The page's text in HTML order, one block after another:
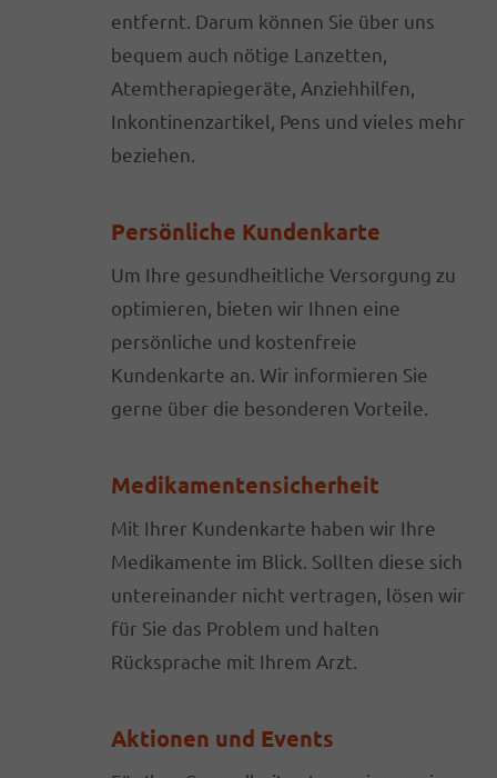
entfernt. Darum können Sie über uns
bequem auch nötige Lanzetten,
Atemtherapiegeräte, Anziehhilfen,
Inkontinenzartikel, Pens und vieles mehr
beziehen.
Persönliche Kundenkarte
Um Ihre gesundheitliche Versorgung zu
optimieren, bieten wir Ihnen eine
persönliche und kostenfreie
Kundenkarte an. Wir informieren Sie
gerne über die besonderen Vorteile.
Medikamentensicherheit
Mit Ihrer Kundenkarte haben wir Ihre
Medikamente im Blick. Sollten diese sich
untereinander nicht vertragen, lösen wir
für Sie das Problem und halten
Rücksprache mit Ihrem Arzt.
Aktionen und Events